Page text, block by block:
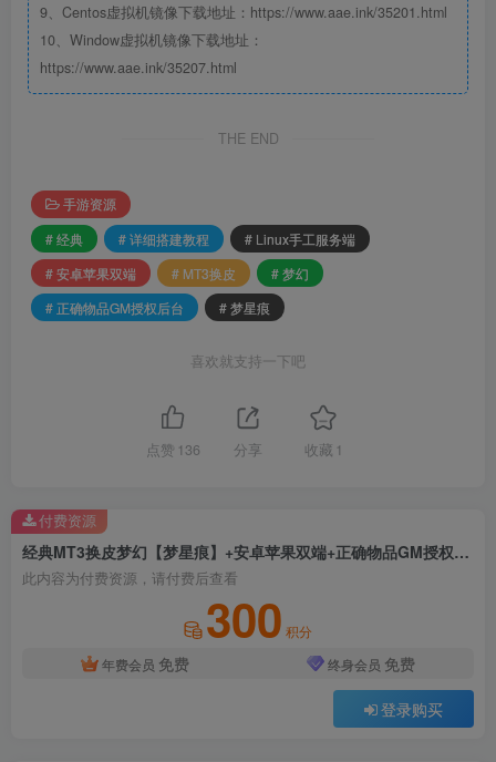
9、Centos虚拟机镜像下载地址：https://www.aae.ink/35201.html
10、Window虚拟机镜像下载地址：
https://www.aae.ink/35207.html
THE END
手游资源
# 经典
# 详细搭建教程
# Linux手工服务端
# 安卓苹果双端
# MT3换皮
# 梦幻
# 正确物品GM授权后台
# 梦星痕
喜欢就支持一下吧
点赞 136 分享 收藏 1
经典MT3换皮梦幻【梦星痕】+安卓苹果双端+正确物品GM授权后台+Linux手工服务端+详细搭建教程
此内容为付费资源，请付费后查看
300 积分
年费会员 免费 终身会员 免费
登录购买
付费资源